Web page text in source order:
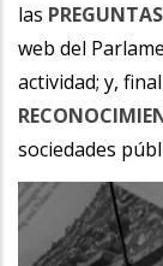
las
web del
actividad; y,
sociedades